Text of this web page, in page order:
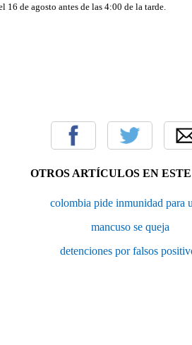
16 de agosto antes de las 4:00 de la tarde.
OTROS ARTÍCULOS EN
colombia pide inmunidad para
mancuso se queja
detenciones por falsos